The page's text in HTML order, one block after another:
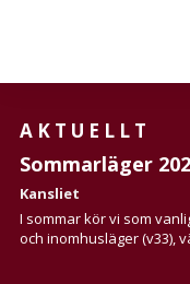
AKTUELLT
Sommarläger
Kansliet
I sommar kör vi som
och inomhusläger (v33),